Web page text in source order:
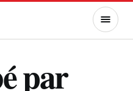
MENU
par